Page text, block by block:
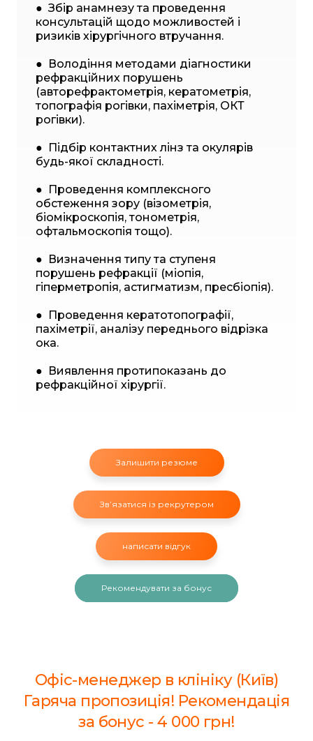
● Збір анамнезу та проведення
консультацій щодо можливостей і
ризиків хірургічного втручання.
● Володіння методами діагностики
рефракційних порушень
(авторефрактометрія, кератометрія,
топографія рогівки, пахіметрія, ОКТ
рогівки).
● Підбір контактних лінз та окулярів
будь-якої складності.
● Проведення комплексного
обстеження зору (візометрія,
біомікроскопія, тонометрія,
офтальмоскопія тощо).
● Визначення типу та ступеня
порушень рефракції (міопія,
гіперметропія, астигматизм, пресбіопія).
● Проведення кератотопографії,
пахіметрії, аналізу переднього відрізка
ока.
● Виявлення протипоказань до
рефракційної хірургії.
Залишити резюме
Звʼязатися із рекрутером
написати відгук
Рекомендувати за бонус
Офіс-менеджер в клініку (Київ)
Гаряча пропозиція! Рекомендація
за бонус - 4 000 грн!